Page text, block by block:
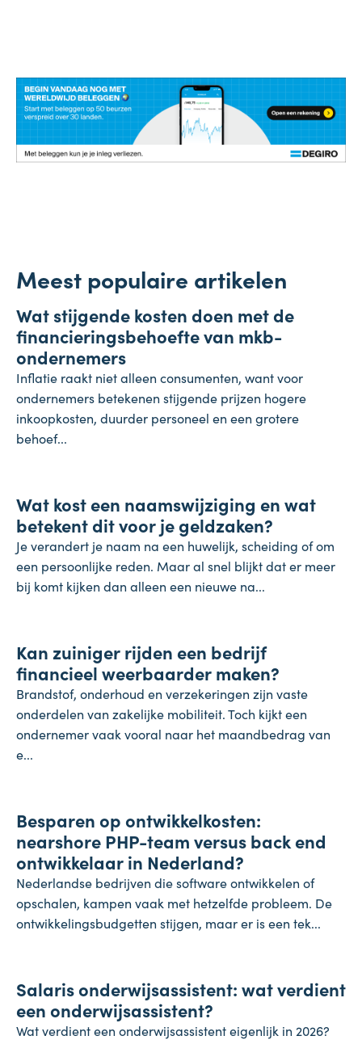
Meest populaire artikelen
4 augustus 2026
Onderneming
Wat stijgende kosten doen met de
financieringsbehoefte van mkb-
ondernemers
Inflatie raakt niet alleen consumenten, want voor
ondernemers betekenen stijgende prijzen hogere
inkoopkosten, duurder personeel en een grotere
behoef...
31 juli 2026
Wat kost een naamswijziging en wat
betekent dit voor je geldzaken?
Je verandert je naam na een huwelijk, scheiding of om
een persoonlijke reden. Maar al snel blijkt dat er meer
bij komt kijken dan alleen een nieuwe na...
28 juli 2026
Kan zuiniger rijden een bedrijf
financieel weerbaarder maken?
Brandstof, onderhoud en verzekeringen zijn vaste
onderdelen van zakelijke mobiliteit. Toch kijkt een
ondernemer vaak vooral naar het maandbedrag van
e...
24 juli 2026
Besparen op ontwikkelkosten:
nearshore PHP-team versus back end
ontwikkelaar in Nederland?
Nederlandse bedrijven die software ontwikkelen of
opschalen, kampen vaak met hetzelfde probleem. De
ontwikkelingsbudgetten stijgen, maar er is een tek...
24 juli 2026
Salaris onderwijsassistent: wat verdient
een onderwijsassistent?
Wat verdient een onderwijsassistent eigenlijk in 2026?